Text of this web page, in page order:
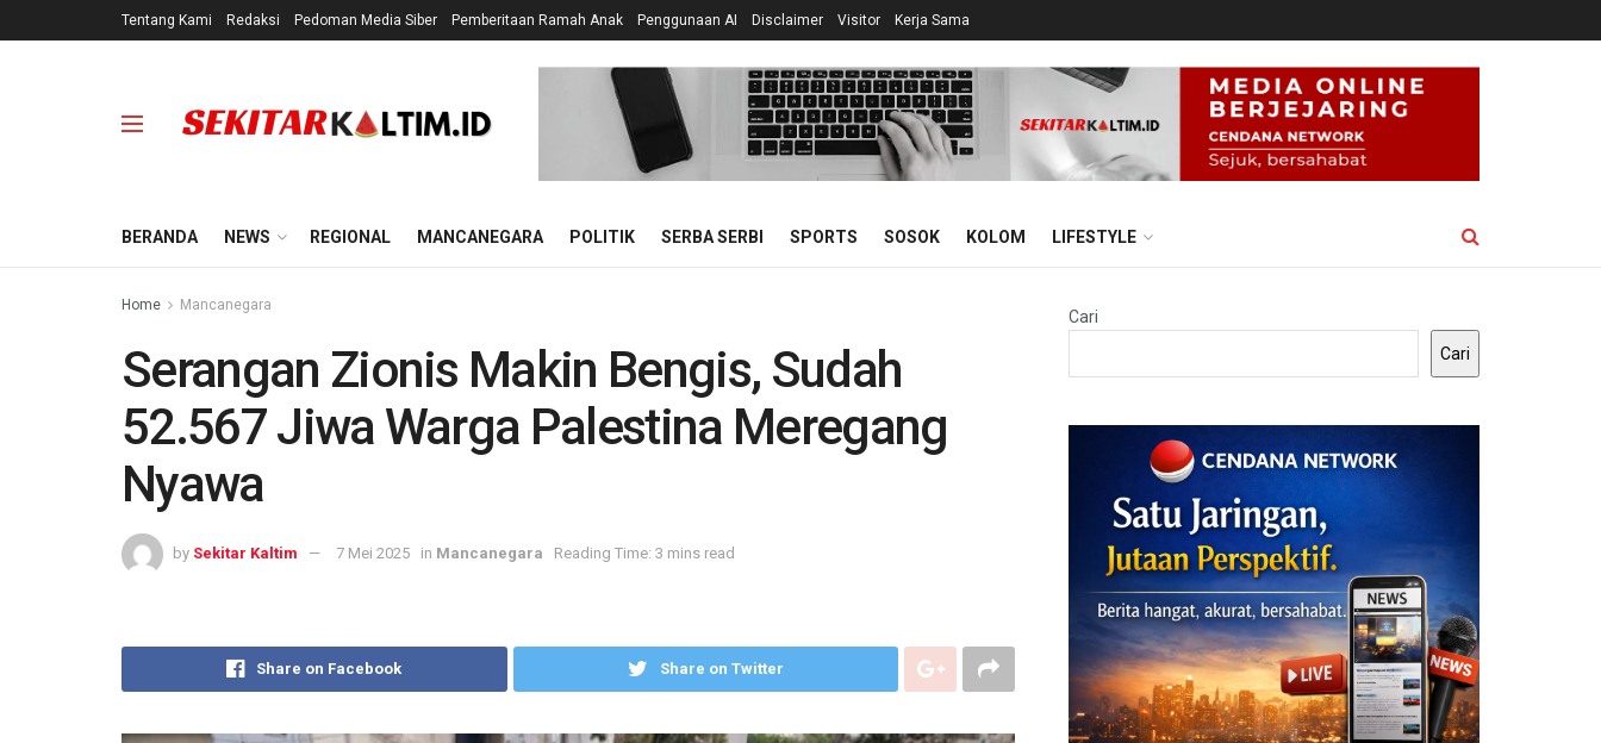
Tentang Kami Redaksi Pedoman Media Siber Pemberitaan Ramah Anak Penggunaan AI Disclaimer Visitor Kerja Sama
BERANDA NEWS REGIONAL MANCANEGARA POLITIK SERBA SERBI SPORTS SOSOK KOLOM LIFESTYLE
Home Mancanegara
Serangan Zionis Makin Bengis, Sudah
52.567 Jiwa Warga Palestina Meregang
Nyawa
by Sekitar Kaltim 7 Mei 2025 in Mancanegara Reading Time: 3 mins read
Share on Facebook Share on Twitter
Cari
Cari